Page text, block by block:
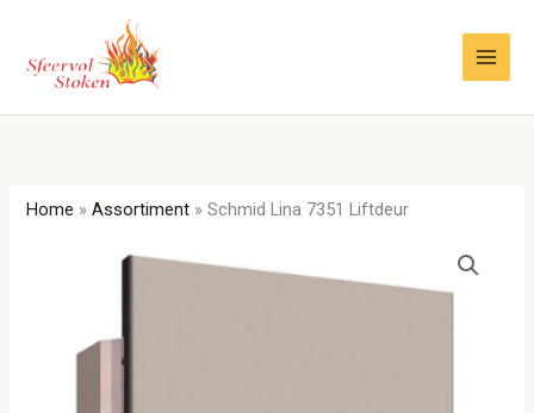
inhoud
Home »Assortiment »Schmid Lina 7351 Liftdeur